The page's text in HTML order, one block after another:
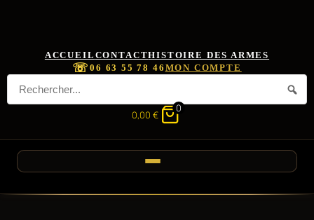
ACCUEIL CONTACTHISTOIRE DES ARMES
☏06 63 55 78 46 MON COMPTE
0,00 €
0